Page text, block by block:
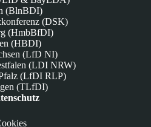
(BlnBDI)
(DSK)
(HmbBfDI)
(HBDI)
(LfD NI)
(LDI NRW)
(LfDI RLP)
(TLfDI)